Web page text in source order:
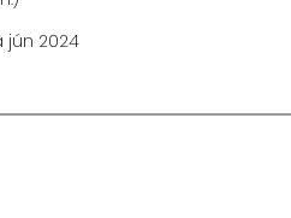
jún 2024